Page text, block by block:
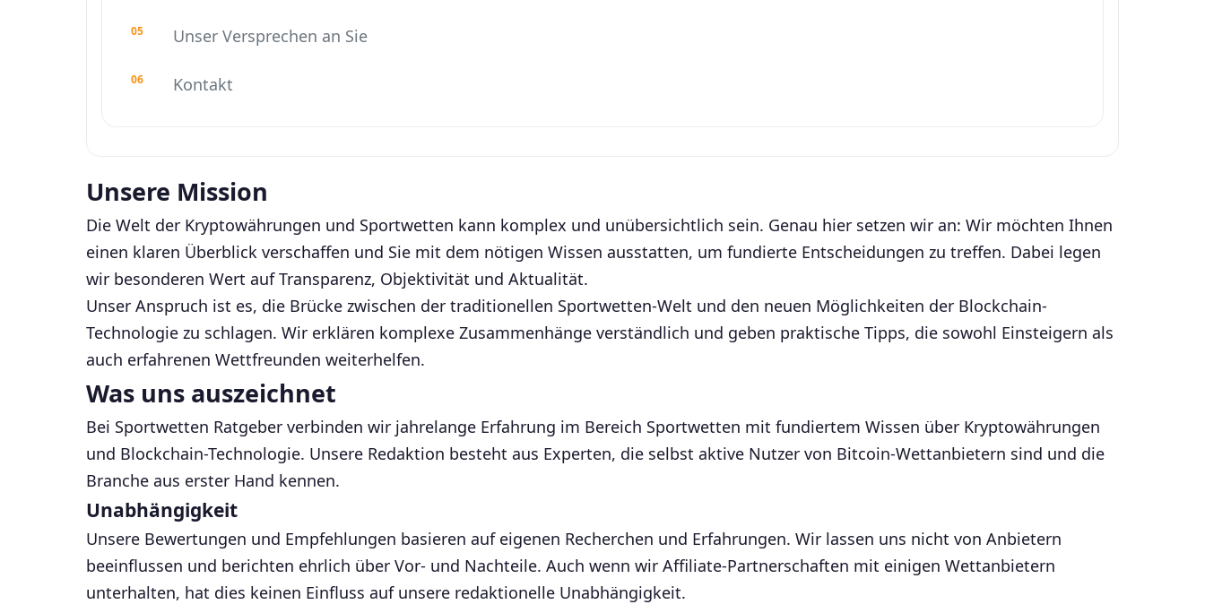
Unser Versprechen an Sie
Kontakt
Unsere Mission
Die Welt der Kryptowährungen und Sportwetten kann komplex und unübersichtlich sein. Genau hier setzen wir an: Wir möchten Ihnen
einen klaren Überblick verschaffen und Sie mit dem nötigen Wissen ausstatten, um fundierte Entscheidungen zu treffen. Dabei legen
wir besonderen Wert auf Transparenz, Objektivität und Aktualität.
Unser Anspruch ist es, die Brücke zwischen der traditionellen Sportwetten-Welt und den neuen Möglichkeiten der Blockchain-
Technologie zu schlagen. Wir erklären komplexe Zusammenhänge verständlich und geben praktische Tipps, die sowohl Einsteigern als
auch erfahrenen Wettfreunden weiterhelfen.
Was uns auszeichnet
Bei Sportwetten Ratgeber verbinden wir jahrelange Erfahrung im Bereich Sportwetten mit fundiertem Wissen über Kryptowährungen
und Blockchain-Technologie. Unsere Redaktion besteht aus Experten, die selbst aktive Nutzer von Bitcoin-Wettanbietern sind und die
Branche aus erster Hand kennen.
Unabhängigkeit
Unsere Bewertungen und Empfehlungen basieren auf eigenen Recherchen und Erfahrungen. Wir lassen uns nicht von Anbietern
beeinflussen und berichten ehrlich über Vor- und Nachteile. Auch wenn wir Affiliate-Partnerschaften mit einigen Wettanbietern
unterhalten, hat dies keinen Einfluss auf unsere redaktionelle Unabhängigkeit.